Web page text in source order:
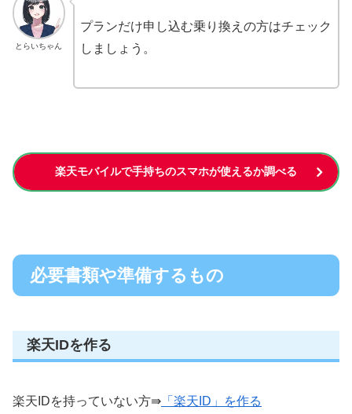
とらいちゃん
プランだけ申し込む乗り換えの方はチェック
しましょう。
楽天モバイルで手持ちのスマホが使えるか調べる
必要書類や準備するもの
楽天IDを作る
楽天IDを持っていない方⇛ 「楽天ID」を作る